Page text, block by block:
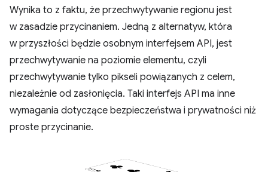
Wynika to z faktu, że przechwytywanie regionu jest
w zasadzie przycinaniem. Jedną z alternatyw, która
w przyszłości będzie osobnym interfejsem API, jest
przechwytywanie na poziomie elementu, czyli
przechwytywanie tylko pikseli powiązanych z celem,
niezależnie od zasłonięcia. Taki interfejs API ma inne
wymagania dotyczące bezpieczeństwa i prywatności niż
proste przycinanie.